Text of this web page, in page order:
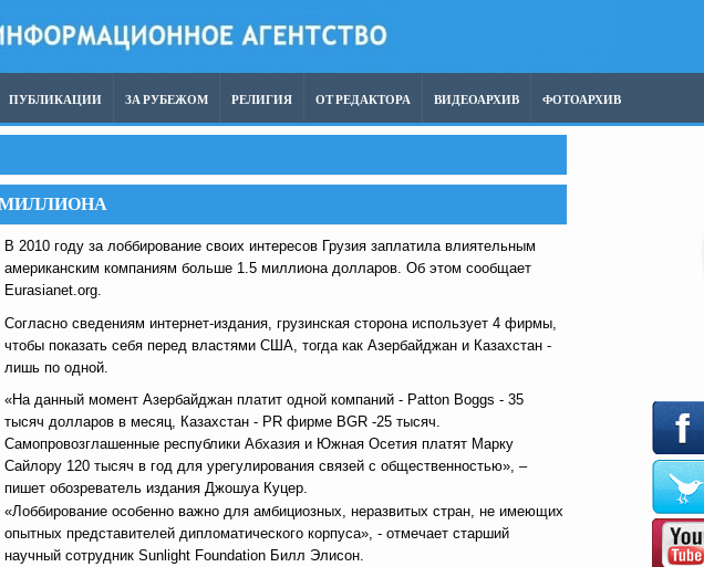
ПУБЛИКАЦИИ ЗА РУБЕЖОМ РЕЛИГИЯ ОТ РЕДАКТОРА ВИДЕОАРХИВ ФОТОАРХИВ
МИЛЛИОНА
В 2010 году за лоббирование своих интересов Грузия заплатила влиятельным
американским компаниям больше 1.5 миллиона долларов. Об этом сообщает
Eurasianet.org.
Согласно сведениям интернет-издания, грузинская сторона использует 4 фирмы,
чтобы показать себя перед властями США, тогда как Азербайджан и Казахстан -
лишь по одной.
«На данный момент Азербайджан платит одной компаний - Patton Boggs - 35
тысяч долларов в месяц, Казахстан - PR фирме BGR -25 тысяч.
Самопровозглашенные республики Абхазия и Южная Осетия платят Марку
Сайлору 120 тысяч в год для урегулирования связей с общественностью», –
пишет обозреватель издания Джошуа Куцер.
«Лоббирование особенно важно для амбициозных, неразвитых стран, не имеющих
опытных представителей дипломатического корпуса», - отмечает старший
научный сотрудник Sunlight Foundation Билл Элисон.